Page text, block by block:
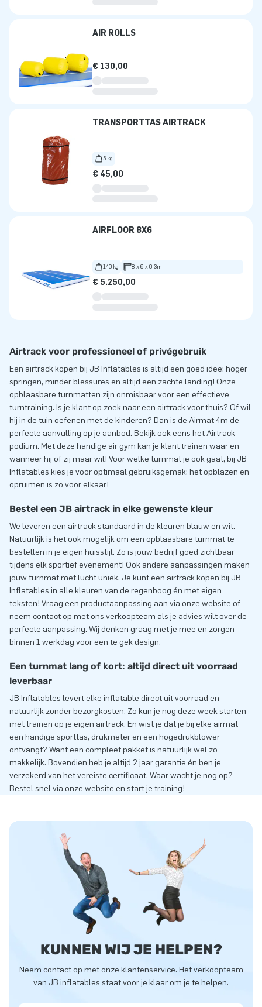
AIR ROLLS
€ 130,00
TRANSPORTTAS AIRTRACK
5 kg
€ 45,00
AIRFLOOR 8X6
140 kg 8 x 6 x 0.3m
€ 5.250,00
Airtrack voor professioneel of privégebruik
Een airtrack kopen bij JB Inflatables is altijd een goed idee: hoger
springen, minder blessures en altijd een zachte landing! Onze
opblaasbare turnmatten zijn onmisbaar voor een effectieve
turntraining. Is je klant op zoek naar een airtrack voor thuis? Of wil
hij in de tuin oefenen met de kinderen? Dan is de Airmat 4m de
perfecte aanvulling op je aanbod. Bekijk ook eens het Airtrack
podium. Met deze handige air gym kan je klant trainen waar en
wanneer hij of zij maar wil! Voor welke turnmat je ook gaat, bij JB
Inflatables kies je voor optimaal gebruiksgemak: het opblazen en
opruimen is zo voor elkaar!
Bestel een JB airtrack in elke gewenste kleur
We leveren een airtrack standaard in de kleuren blauw en wit.
Natuurlijk is het ook mogelijk om een opblaasbare turnmat te
bestellen in je eigen huisstijl. Zo is jouw bedrijf goed zichtbaar
tijdens elk sportief evenement! Ook andere aanpassingen maken
jouw turnmat met lucht uniek. Je kunt een airtrack kopen bij JB
Inflatables in alle kleuren van de regenboog én met eigen
teksten! Vraag een productaanpassing aan via onze website of
neem contact op met ons verkoopteam als je advies wilt over de
perfecte aanpassing. Wij denken graag met je mee en zorgen
binnen 1 werkdag voor een te gek design.
Een turnmat lang of kort: altijd direct uit voorraad
leverbaar
JB Inflatables levert elke inflatable direct uit voorraad en
natuurlijk zonder bezorgkosten. Zo kun je nog deze week starten
met trainen op je eigen airtrack. En wist je dat je bij elke airmat
een handige sporttas, drukmeter en een hogedrukblower
ontvangt? Want een compleet pakket is natuurlijk wel zo
makkelijk. Bovendien heb je altijd 2 jaar garantie én ben je
verzekerd van het vereiste certificaat. Waar wacht je nog op?
Bestel snel via onze website en start je training!
KUNNEN WIJ JE HELPEN?
Neem contact op met onze klantenservice. Het verkoopteam
van JB inflatables staat voor je klaar om je te helpen.